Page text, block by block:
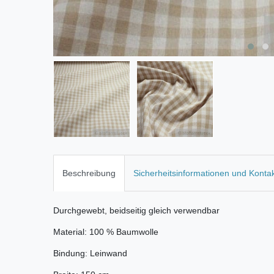
Beschreibung Sicherheitsinformationen und
Durchgewebt, beidseitig gleich verwendbar
Material: 100 % Baumwolle
Bindung: Leinwand